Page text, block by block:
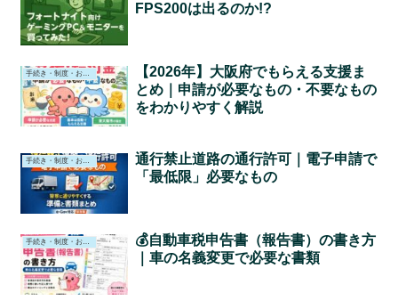
FPS200は出るのか!?
手続き・制度・お役立ち情報
【2026年】大阪府でもらえる支援ま
とめ｜申請が必要なもの・不要なもの
をわかりやすく解説
手続き・制度・お役立ち情報
通行禁止道路の通行許可｜電子申請で
「最低限」必要なもの
手続き・制度・お役立ち情報
💰自動車税申告書（報告書）の書き方
｜車の名義変更で必要な書類